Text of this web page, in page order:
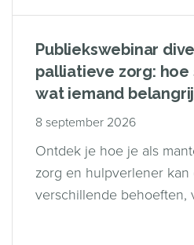
Publiekswebinar
palliatieve zorg: hoe
wat iemand
8 september 2026
Ontdek je hoe je als
zorg en hulpverlener kan
verschillende behoeften,